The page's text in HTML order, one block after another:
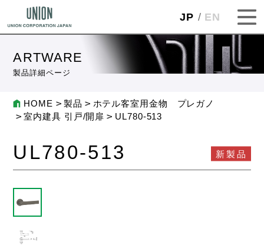
JP EN
ARTWARE
製品詳細ページ
HOME 製品
ホテル客室用金物 プレガノ
室内建具 引戸/開扉
UL780-513
UL780-513 新製品